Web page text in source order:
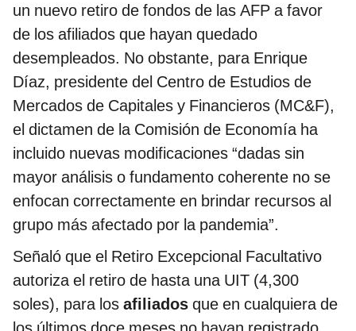
un nuevo retiro de fondos de las AFP a favor
de los afiliados que hayan quedado
desempleados. No obstante, para Enrique
Díaz, presidente del Centro de Estudios de
Mercados de Capitales y Financieros (MC&F),
el dictamen de la Comisión de Economía ha
incluido nuevas modificaciones “dadas sin
mayor análisis o fundamento coherente no se
enfocan correctamente en brindar recursos al
grupo más afectado por la pandemia”.
Señaló que el Retiro Excepcional Facultativo
autoriza el retiro de hasta una UIT (4,300
soles), para los afiliados que en cualquiera de